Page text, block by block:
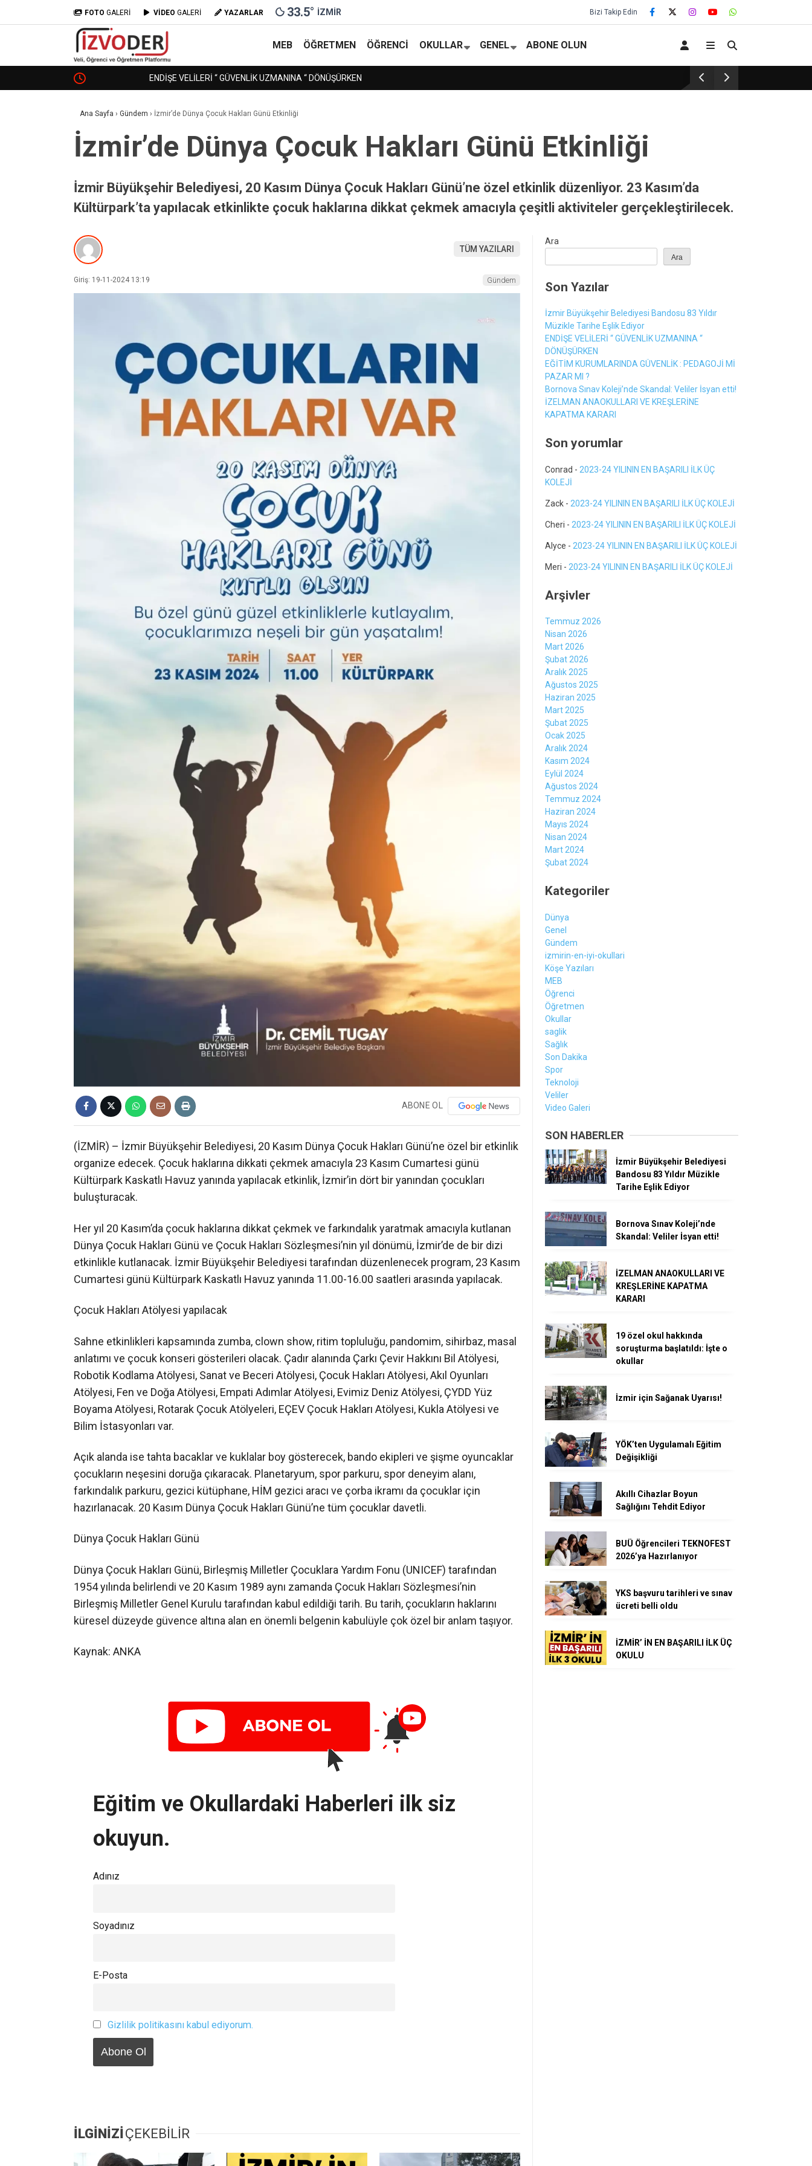
FOTO GALERİ VİDEO GALERİ YAZARLAR 33.5° İZMIR Bizi Takip Edin
MEB ÖĞRETMEN ÖĞRENCI OKULLAR GENEL ABONE OLUN
ENDİŞE VELİLERİ “ GÜVENLİK UZMANINA “ DÖNÜŞÜRKEN EĞİTİM KURUMLARINDA GÜVENLİK :
Ana Sayfa › Gündem › İzmir’de Dünya Çocuk Hakları Günü Etkinliği
İzmir’de Dünya Çocuk Hakları Günü Etkinliği
İzmir Büyükşehir Belediyesi, 20 Kasım Dünya Çocuk Hakları Günü’ne özel etkinlik düzenliyor. 23 Kasım’da
Kültürpark’ta yapılacak etkinlikte çocuk haklarına dikkat çekmek amacıyla çeşitli aktiviteler gerçekleştirilecek.
TÜM YAZILARI
Giriş: 19-11-2024 13:19 Gündem
ABONE OL
(İZMİR) – İzmir Büyükşehir Belediyesi, 20 Kasım Dünya Çocuk Hakları Günü’ne özel bir etkinlik
organize edecek. Çocuk haklarına dikkati çekmek amacıyla 23 Kasım Cumartesi günü
Kültürpark Kaskatlı Havuz yanında yapılacak etkinlik, İzmir’in dört bir yanından çocukları
buluşturacak.
Her yıl 20 Kasım’da çocuk haklarına dikkat çekmek ve farkındalık yaratmak amacıyla kutlanan
Dünya Çocuk Hakları Günü ve Çocuk Hakları Sözleşmesi’nin yıl dönümü, İzmir’de de bir dizi
etkinlikle kutlanacak. İzmir Büyükşehir Belediyesi tarafından düzenlenecek program, 23 Kasım
Cumartesi günü Kültürpark Kaskatlı Havuz yanında 11.00-16.00 saatleri arasında yapılacak.
Çocuk Hakları Atölyesi yapılacak
Sahne etkinlikleri kapsamında zumba, clown show, ritim topluluğu, pandomim, sihirbaz, masal
anlatımı ve çocuk konseri gösterileri olacak. Çadır alanında Çarkı Çevir Hakkını Bil Atölyesi,
Robotik Kodlama Atölyesi, Sanat ve Beceri Atölyesi, Çocuk Hakları Atölyesi, Akıl Oyunları
Atölyesi, Fen ve Doğa Atölyesi, Empati Adımlar Atölyesi, Evimiz Deniz Atölyesi, ÇYDD Yüz
Boyama Atölyesi, Rotarak Çocuk Atölyeleri, EÇEV Çocuk Hakları Atölyesi, Kukla Atölyesi ve
Bilim İstasyonları var.
Açık alanda ise tahta bacaklar ve kuklalar boy gösterecek, bando ekipleri ve şişme oyuncaklar
çocukların neşesini doruğa çıkaracak. Planetaryum, spor parkuru, spor deneyim alanı,
farkındalık parkuru, gezici kütüphane, HİM gezici aracı ve çorba ikramı da çocuklar için
hazırlanacak. 20 Kasım Dünya Çocuk Hakları Günü’ne tüm çocuklar davetli.
Dünya Çocuk Hakları Günü
Dünya Çocuk Hakları Günü, Birleşmiş Milletler Çocuklara Yardım Fonu (UNICEF) tarafından
1954 yılında belirlendi ve 20 Kasım 1989 aynı zamanda Çocuk Hakları Sözleşmesi’nin
Birleşmiş Milletler Genel Kurulu tarafından kabul edildiği tarih. Bu tarih, çocukların haklarını
küresel düzeyde güvence altına alan en önemli belgenin kabulüyle çok özel bir anlam taşıyor.
Kaynak: ANKA
Eğitim ve Okullardaki Haberleri ilk siz
okuyun.
Adınız
Soyadınız
E-Posta
Gizlilik politikasını kabul ediyorum.
İLGİNİZİÇEKEBİLİR
Ara
Ara
Son Yazılar
İzmir Büyükşehir Belediyesi Bandosu 83 Yıldır
Müzikle Tarihe Eşlik Ediyor
ENDİŞE VELİLERİ “ GÜVENLİK UZMANINA “
DÖNÜŞÜRKEN
EĞİTİM KURUMLARINDA GÜVENLİK : PEDAGOJİ Mİ
PAZAR MI ?
Bornova Sınav Koleji’nde Skandal: Veliler İsyan etti!
İZELMAN ANAOKULLARI VE KREŞLERİNE
KAPATMA KARARI
Son yorumlar
Conrad - 2023-24 YILININ EN BAŞARILI İLK ÜÇ
KOLEJİ
Zack - 2023-24 YILININ EN BAŞARILI İLK ÜÇ KOLEJİ
Cheri - 2023-24 YILININ EN BAŞARILI İLK ÜÇ KOLEJİ
Alyce - 2023-24 YILININ EN BAŞARILI İLK ÜÇ KOLEJİ
Meri - 2023-24 YILININ EN BAŞARILI İLK ÜÇ KOLEJİ
Arşivler
Temmuz 2026
Nisan 2026
Mart 2026
Şubat 2026
Aralık 2025
Ağustos 2025
Haziran 2025
Mart 2025
Şubat 2025
Ocak 2025
Aralık 2024
Kasım 2024
Eylül 2024
Ağustos 2024
Temmuz 2024
Haziran 2024
Mayıs 2024
Nisan 2024
Mart 2024
Şubat 2024
Kategoriler
Dünya
Genel
Gündem
izmirin-en-iyi-okullari
Köşe Yazıları
MEB
Öğrenci
Öğretmen
Okullar
saglik
Sağlık
Son Dakika
Spor
Teknoloji
Veliler
Video Galeri
SON HABERLER
İzmir Büyükşehir Belediyesi
Bandosu 83 Yıldır Müzikle
Tarihe Eşlik Ediyor
Bornova Sınav Koleji’nde
Skandal: Veliler İsyan etti!
İZELMAN ANAOKULLARI VE
KREŞLERİNE KAPATMA
KARARI
19 özel okul hakkında
soruşturma başlatıldı: İşte o
okullar
İzmir için Sağanak Uyarısı!
YÖK’ten Uygulamalı Eğitim
Değişikliği
Akıllı Cihazlar Boyun
Sağlığını Tehdit Ediyor
BUÜ Öğrencileri TEKNOFEST
2026’ya Hazırlanıyor
YKS başvuru tarihleri ve sınav
ücreti belli oldu
İZMİR’ İN EN BAŞARILI İLK ÜÇ
OKULU